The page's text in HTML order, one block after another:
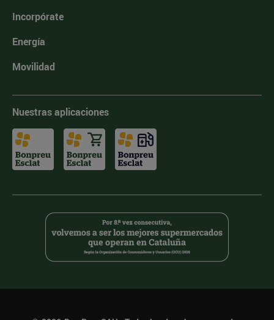
Incorpórate
Energía
Movilidad
Nuestras aplicaciones